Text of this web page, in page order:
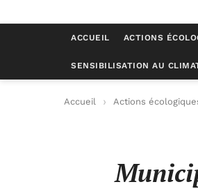
ACCUEIL ACTIONS
SENSIBILISATION AU
Accueil Actions